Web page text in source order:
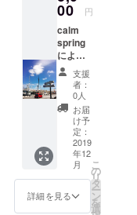
いる貴
重な木
です。
スペイ
ン語で
「聖な
る木」
を意味
しま
す。 香
木とし
て甘い
香り
と、キ
リッと
した爽
00 円
calm
spring
によ
る、ス
トラッ
プ小物
グラ
フィッ
クデザ
イナー
で、世
界の布
コレク
ターの
calmか
支援
者：
0人
お届
け予
定：
2019
年12
月
詳細を見る
こ
の
リ
タ
ー
ン
を
選